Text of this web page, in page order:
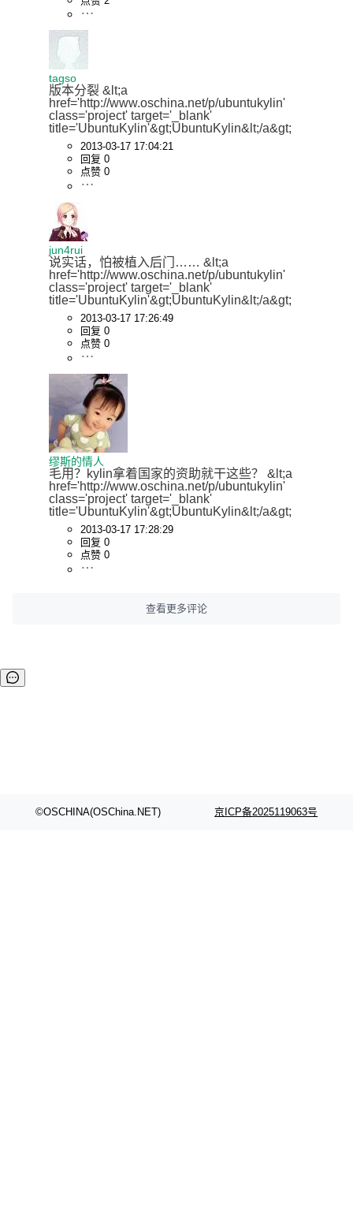
tagso
版本分裂 &lt;a
href='http://www.oschina.net/p/ubuntukylin'
class='project' target='_blank'
title='UbuntuKylin'&gt;UbuntuKylin&lt;/a&gt;
2013-03-17 17:04:21
回复 0
点赞 0
jun4rui
说实话，怕被植入后门…… &lt;a
href='http://www.oschina.net/p/ubuntukylin'
class='project' target='_blank'
title='UbuntuKylin'&gt;UbuntuKylin&lt;/a&gt;
2013-03-17 17:26:49
回复 0
点赞 0
缪斯的情人
毛用？kylin拿着国家的资助就干这些？ &lt;a
href='http://www.oschina.net/p/ubuntukylin'
class='project' target='_blank'
title='UbuntuKylin'&gt;UbuntuKylin&lt;/a&gt;
2013-03-17 17:28:29
回复 0
点赞 0
查看更多评论
©OSCHINA(OSChina.NET) 京ICP备2025119063号